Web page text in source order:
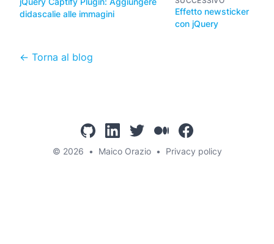
didascalie alle immagini
Effetto newsticker
con jQuery
← Torna al blog
github linkedintwittermediumcom
facebook
© 2026 • Maico Orazio • Privacy policy